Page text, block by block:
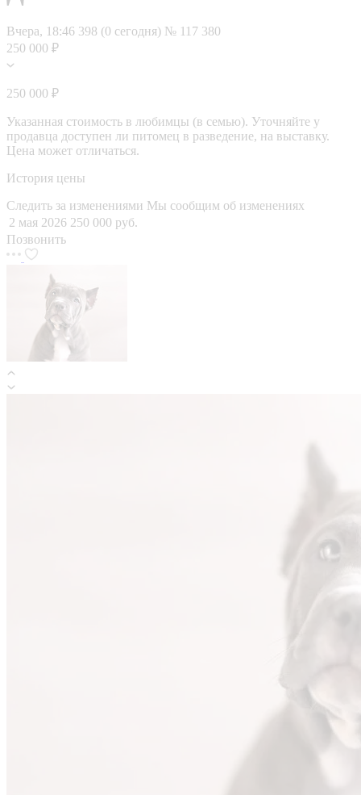
Вчера, 18:46 398 (0 сегодня) № 117 380
250 000 ₽
250 000 ₽
Указанная стоимость в любимцы (в семью). Уточняйте у
продавца доступен ли питомец в разведение, на выставку.
Цена может отличаться.
История цены
Следить за изменениями Мы сообщим об изменениях
2 мая 2026 250 000 руб.
Позвонить